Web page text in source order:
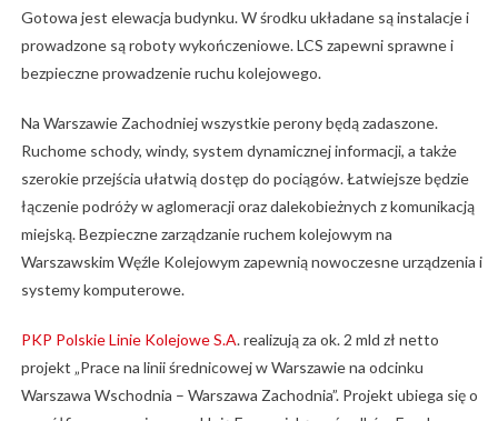
Gotowa jest elewacja budynku. W środku układane są instalacje i
prowadzone są roboty wykończeniowe. LCS zapewni sprawne i
bezpieczne prowadzenie ruchu kolejowego.
Na Warszawie Zachodniej wszystkie perony będą zadaszone.
Ruchome schody, windy, system dynamicznej informacji, a także
szerokie przejścia ułatwią dostęp do pociągów. Łatwiejsze będzie
łączenie podróży w aglomeracji oraz dalekobieżnych z komunikacją
miejską. Bezpieczne zarządzanie ruchem kolejowym na
Warszawskim Węźle Kolejowym zapewnią nowoczesne urządzenia i
systemy komputerowe.
PKP Polskie Linie Kolejowe S.A. realizują za ok. 2 mld zł netto
projekt „Prace na linii średnicowej w Warszawie na odcinku
Warszawa Wschodnia – Warszawa Zachodnia”. Projekt ubiega się o